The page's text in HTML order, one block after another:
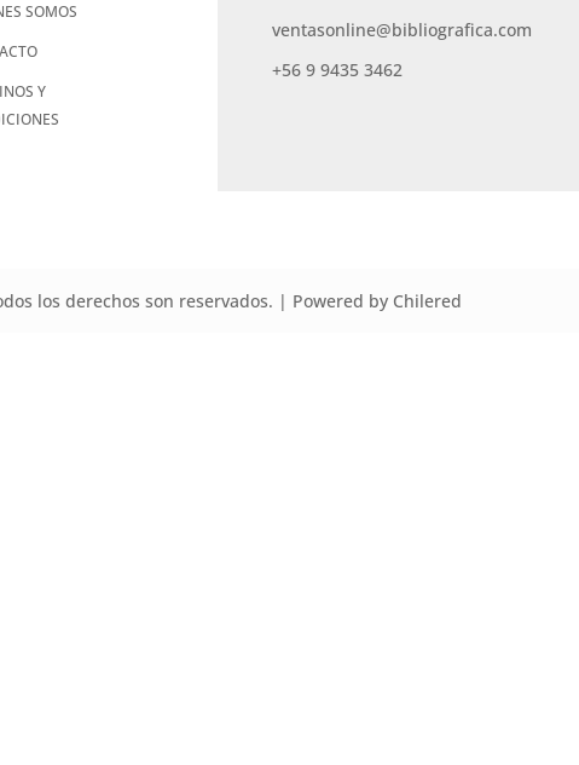
SOMOS
Y
ventasonline@bibliografica.com
+56 9 9435 3462
los derechos son reservados. | Powered by Chilered